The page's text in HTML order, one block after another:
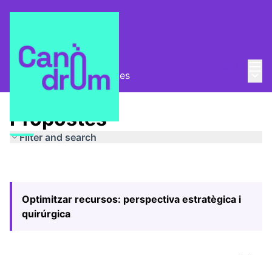
Pla Estratègic Propostes
Propostes
Filter and search
Optimitzar recursos: perspectiva estratègica i
quirúrgica